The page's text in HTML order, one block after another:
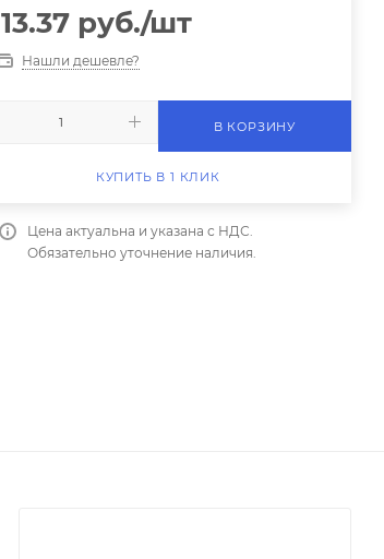
13.37руб./шт
Нашли дешевле?
В КОРЗИНУ
КУПИТЬ В 1 КЛИК
Цена актуальна и указана с НДС.
Обязательно уточнение наличия.